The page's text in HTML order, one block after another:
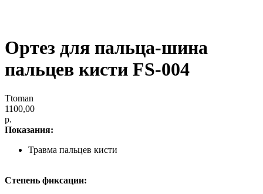
Ортез для пальца-шина
пальцев кисти FS-004
Ttoman
1100,00
р.
Показания:
Травма пальцев кисти
Степень фиксации: